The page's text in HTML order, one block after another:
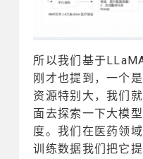
所以我们基于
刚才也提到，一个
资源特别大，我们
面去探索一下大模
度。我们在医药领
训练数据我们把它